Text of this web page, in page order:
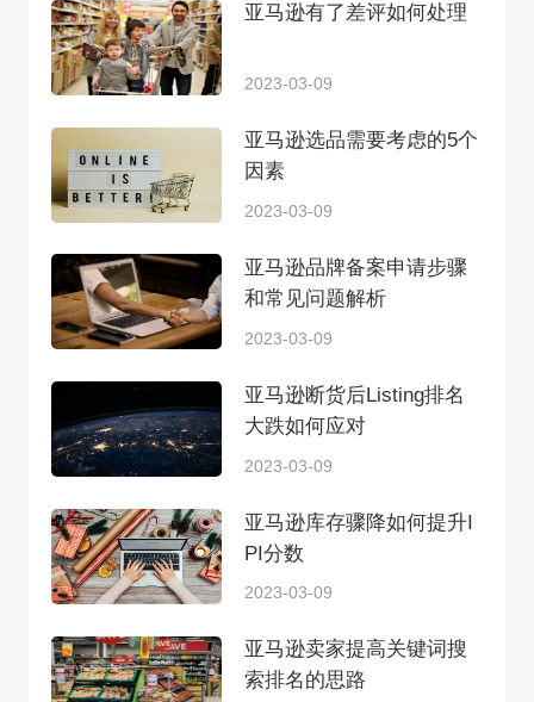
亚马逊有了差评如何处理
2023-03-09
亚马逊选品需要考虑的5个
因素
2023-03-09
亚马逊品牌备案申请步骤
和常见问题解析
2023-03-09
亚马逊断货后Listing排名
大跌如何应对
2023-03-09
亚马逊库存骤降如何提升I
PI分数
2023-03-09
亚马逊卖家提高关键词搜
索排名的思路